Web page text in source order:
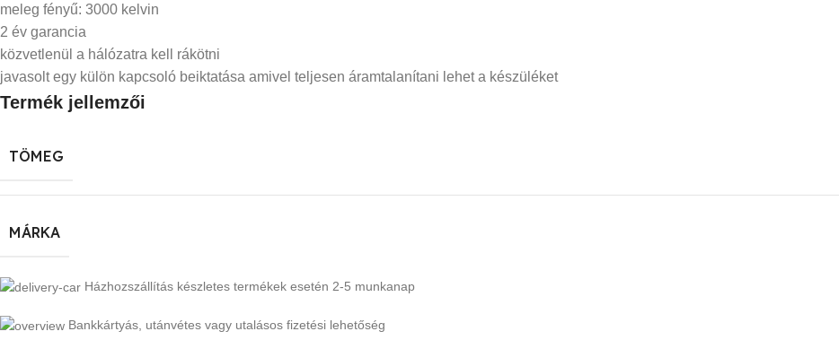
meleg fényű: 3000 kelvin
2 év garancia
közvetlenül a hálózatra kell rákötni
javasolt egy külön kapcsoló beiktatása amivel teljesen áramtalanítani lehet a készüléket
Termék jellemzői
TÖMEG
MÁRKA
Házhozszállítás készletes termékek esetén 2-5 munkanap
Bankkártyás, utánvétes vagy utalásos fizetési lehetőség